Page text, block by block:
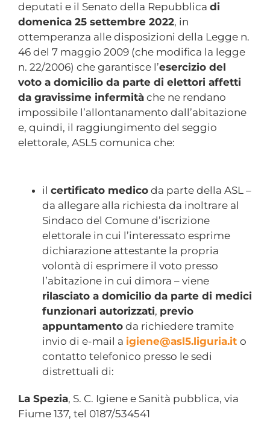
deputati e il Senato della Repubblica di
domenica 25 settembre 2022, in
ottemperanza alle disposizioni della Legge n.
46 del 7 maggio 2009 (che modifica la legge
n. 22/2006) che garantisce l’esercizio del
voto a domicilio da parte di elettori affetti
da gravissime infermità che ne rendano
impossibile l’allontanamento dall’abitazione
e, quindi, il raggiungimento del seggio
elettorale, ASL5 comunica che:
il certificato medico da parte della ASL –
da allegare alla richiesta da inoltrare al
Sindaco del Comune d’iscrizione
elettorale in cui l’interessato esprime
dichiarazione attestante la propria
volontà di esprimere il voto presso
l’abitazione in cui dimora – viene
rilasciato a domicilio da parte di medici
funzionari autorizzati, previo
appuntamento da richiedere tramite
invio di e-mail a igiene@asl5.liguria.it o
contatto telefonico presso le sedi
distrettuali di:
La Spezia, S. C. Igiene e Sanità pubblica, via
Fiume 137, tel 0187/534541